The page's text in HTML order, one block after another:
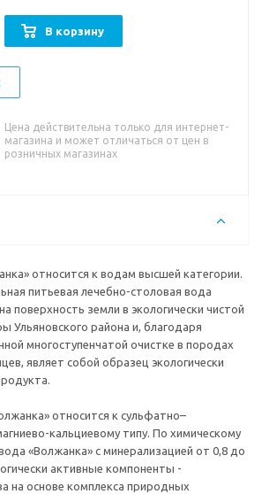
магниево-кальциевому типу. По
минеральная вода «Волжанка» с
- органические вещества на основе
(гуминовых) соединений. Согласно
Р 54316-2011 «Воды минеральные
минеральная лечебно-столовая вода
типа «Ундоровский».
В корзину
Цена действительна только для интернет-
магазина и может отличаться от цен в
розничных магазинах
относится к водам высшей категории.
питьевая лечебно-столовая вода
поверхность земли в экологически чистой
Ульяновского района и, благодаря
многоступенчатой очистке в породах
являет собой образец экологически
относится к сульфатно–
кальциевому типу. По химическому
«Волжанка» с минерализацией от 0,8 до
активные компоненты -
на основе комплекса природных